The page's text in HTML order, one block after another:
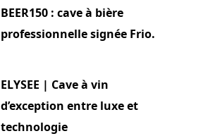
BEER150 : cave à bière
professionnelle signée Frio.
ELYSEE | Cave à vin
d’exception entre luxe et
technologie